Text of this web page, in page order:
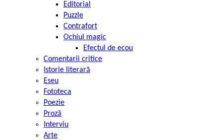
Editorial
Puzzle
Contrafort
Ochiul magic
Efectul de ecou
Comentarii critice
Istorie literară
Eseu
Fototeca
Poezie
Proză
Interviu
Arte